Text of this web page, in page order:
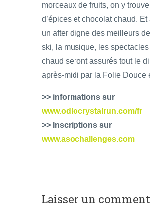
morceaux de fruits, on y
d’épices et chocolat chaud. Et
un after digne des meilleurs
ski, la musique, les spectacles
chaud seront assurés tout le
après-midi par la Folie Douce
>> informations sur
www.odlocrystalrun.com/fr
>> Inscriptions sur
www.asochallenges.com
Laisser un